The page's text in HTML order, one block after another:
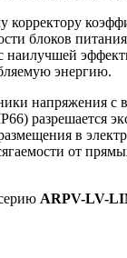
корректору
блоков питания
наилучшей
энергию.
напряжения с
разрешается
в
от
ARPV-LV-